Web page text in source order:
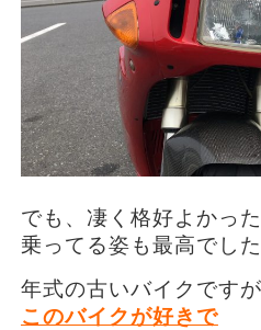
でも、凄く格好よかった
乗ってる姿も最高でし
年式の古いバイクですが
このバイクが好きで